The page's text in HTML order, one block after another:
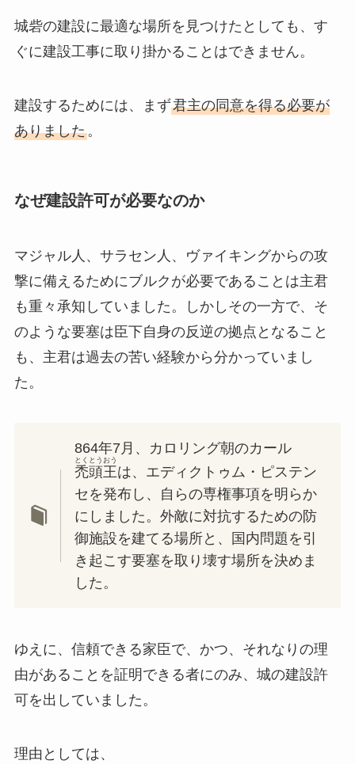
城砦の建設に最適な場所を見つけたとしても、す
ぐに建設工事に取り掛かることはできません。
建設するためには、まず君主の同意を得る必要が
ありました。
なぜ建設許可が必要なのか
マジャル人、サラセン人、ヴァイキングからの攻
撃に備えるためにブルクが必要であることは主君
も重々承知していました。しかしその一方で、そ
のような要塞は臣下自身の反逆の拠点となること
も、主君は過去の苦い経験から分かっていまし
た。
864年7月、カロリング朝のカール
禿頭王
とくとうおう
は、エディクトゥム・ピステン
セを発布し、自らの専権事項を明らか
にしました。外敵に対抗するための防
御施設を建てる場所と、国内問題を引
き起こす要塞を取り壊す場所を決めま
した。
ゆえに、信頼できる家臣で、かつ、それなりの理
由があることを証明できる者にのみ、城の建設許
可を出していました。
理由としては、